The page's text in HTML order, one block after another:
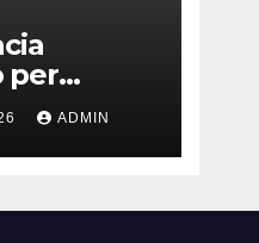
per
ADMIN